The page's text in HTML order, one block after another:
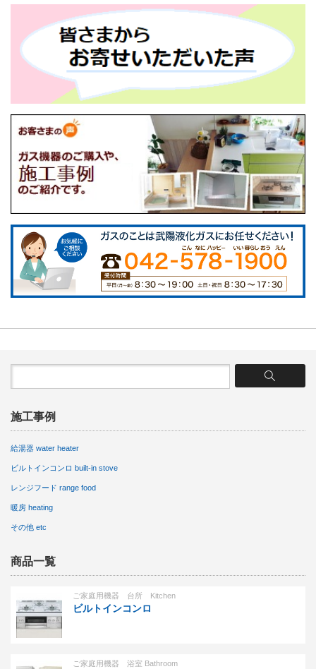
施工事例
給湯器 water heater
ビルトインコンロ built-in stove
レンジフード range food
暖房 heating
その他 etc
商品一覧
ご家庭用機器 台所 Kitchen
ビルトインコンロ
ご家庭用機器 浴室 Bathroom